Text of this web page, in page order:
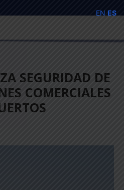
SEGURIDAD DE
COMERCIALES
EN ES